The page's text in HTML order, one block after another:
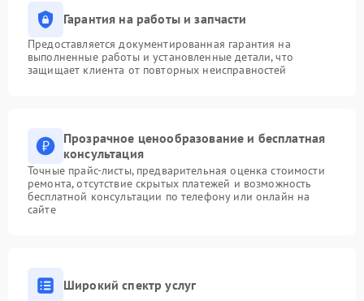
Гарантия на работы и запчасти
Предоставляется документированная гарантия на
выполненные работы и установленные детали, что
защищает клиента от повторных неисправностей
Прозрачное ценообразование и бесплатная
консультация
Точные прайс-листы, предварительная оценка стоимости
ремонта, отсутствие скрытых платежей и возможность
бесплатной консультации по телефону или онлайн на
сайте
Широкий спектр услуг